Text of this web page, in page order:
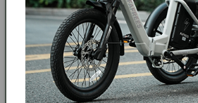
posiada odporną na uderzenia ramę
ABS i zacisk bazowy ze stopu
twardości. Solidna konstrukcja
wsteczne rowerowe nie będzie się
dzięki czemu może być używane przez